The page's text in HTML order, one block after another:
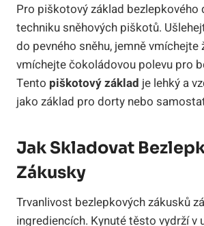
Pro piškotový základ bezlepkového
techniku sněhových piškotů.
do pevného sněhu, jemně vmíchejte
vmíchejte čokoládovou polevu pro
Tento piškotový základ je lehký a
jako základ pro dorty nebo
Jak Skladovat
Zákusky
Trvanlivost bezlepkových zákusků
ingrediencích. Kynuté těsto vydrží v